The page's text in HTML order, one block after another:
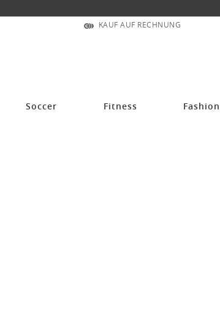
KAUF AUF RECHNUNG
Soccer Fitness Fashion